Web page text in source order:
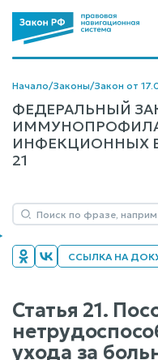
Начало/Законы/Закон от
ФЕДЕРАЛЬНЫЙ
ИНФЕКЦИОННЫХ
21
ССЫЛКА НА
Статья 21.
ухода за